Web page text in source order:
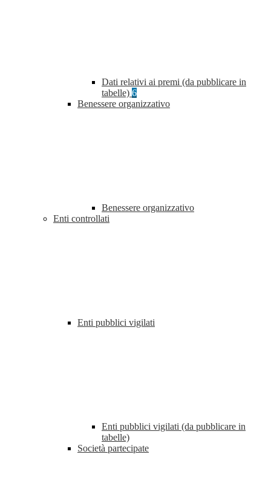
Dati relativi ai premi (da pubblicare in
tabelle) 6
Benessere organizzativo
Benessere organizzativo
Enti controllati
Enti pubblici vigilati
Enti pubblici vigilati (da pubblicare in
tabelle)
Società partecipate